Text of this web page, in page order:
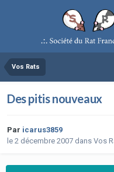
Vos Rats
Des pitis nouveaux
Par icarus3859
le 2 décembre 2007 dans Vos